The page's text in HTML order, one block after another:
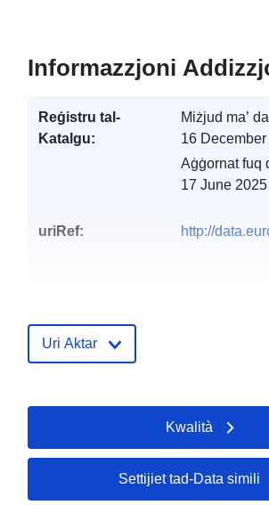
Informazzjoni
Reġistru tal-
Katalgu:
Miżjud ma’
16
Aġġornat fuq
17 June 2025
uriRef: http://
Uri Aktar
Kwalità
Settijiet tad-Data simili